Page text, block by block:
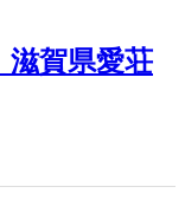
滋賀県愛荘